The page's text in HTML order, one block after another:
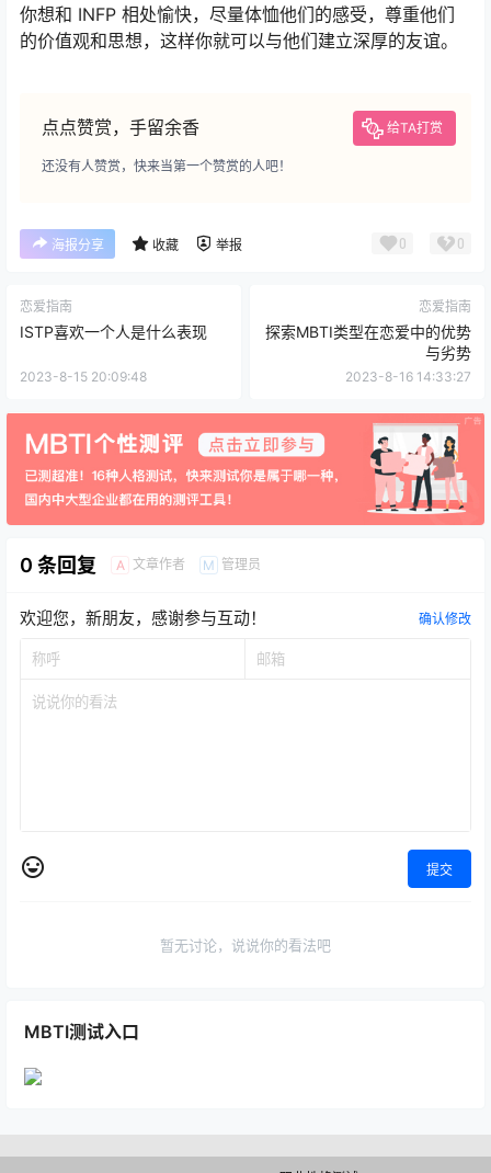
你想和 INFP 相处愉快，尽量体恤他们的感受，尊重他们
的价值观和思想，这样你就可以与他们建立深厚的友谊。
点点赞赏，手留余香 给TA打赏
还没有人赞赏，快来当第一个赞赏的人吧！
海报分享 收藏 举报 0 0
恋爱指南
ISTP喜欢一个人是什么表现
2023-8-15 20:09:48
恋爱指南
探索MBTI类型在恋爱中的优势
与劣势
2023-8-16 14:33:27
0 条回复 A 文章作者 M 管理员
欢迎您，新朋友，感谢参与互动！ 确认修改
提交
暂无讨论，说说你的看法吧
MBTI测试入口